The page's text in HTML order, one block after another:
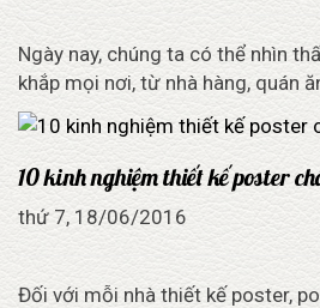
Ngày nay, chúng ta có thể nhìn
khắp mọi nơi, từ nhà hàng, quán
10 kinh nghiệm thiết kế poster
thứ 7, 18/06/2016
Đối với mỗi nhà thiết kế poster,